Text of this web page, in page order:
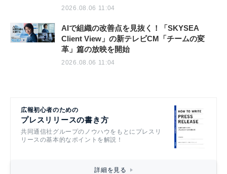
2026.08.06 11:04
AIで組織の改善点を見抜く！「SKYSEA
Client View」の新テレビCM「チームの変
革」篇の放映を開始
2026.08.06 11:04
広報初心者のための
プレスリリースの書き方
共同通信社グループのノウハウをもとにプレスリ
リースの基本的なポイントを解説！
詳細を見る